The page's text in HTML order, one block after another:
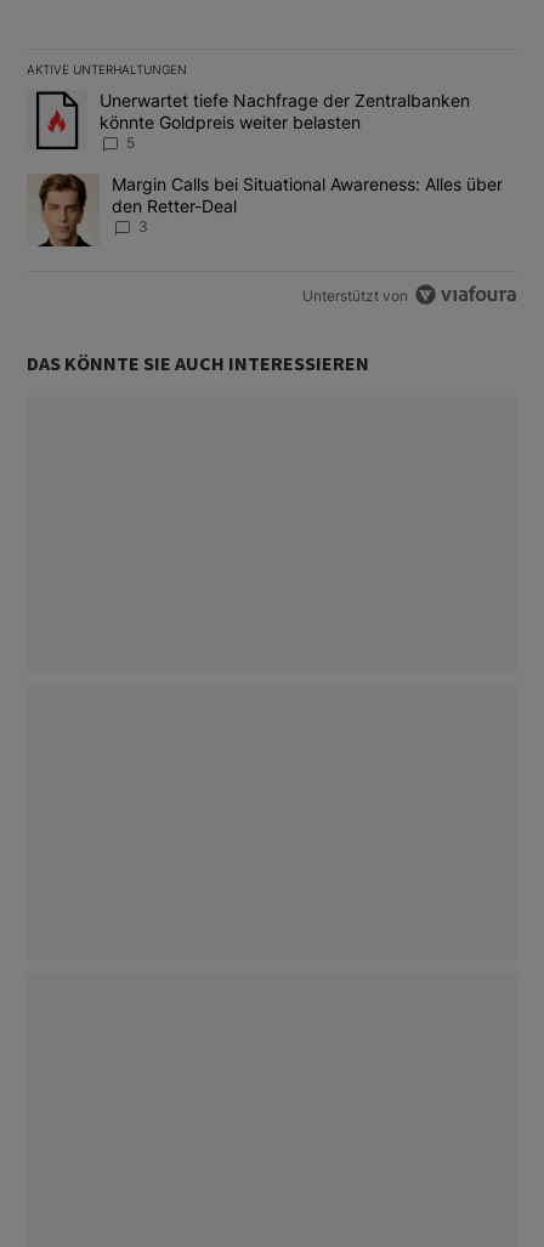
AKTIVE UNTERHALTUNGEN
Das Folgende ist eine Liste der am meisten kommentierten
Ein Trendartikel mit dem Titel "Unerwartet tiefe Nachfrage der
Unerwartet tiefe Nachfrage der Zentralbanken
könnte Goldpreis weiter belasten
5
Ein Trendartikel mit dem Titel "Margin Calls bei Situational
Margin Calls bei Situational Awareness: Alles über
den Retter-Deal
3
Unterstützt von
DAS KÖNNTE SIE AUCH INTERESSIEREN